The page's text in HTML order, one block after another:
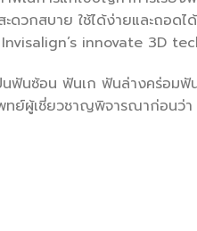
วกสบาย ใช้ได้ง่ายและถอด
Invisalign’s innovate 3D
นฟันซ้อน ฟันเก ฟันล่างคร่อ
ย์ผู้เชี่ยวชาญพิจารณาก่อนว่